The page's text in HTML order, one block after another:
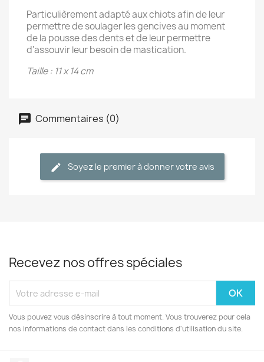
Particulièrement adapté aux chiots afin de leur
permettre de soulager les gencives au moment
de la pousse des dents et de leur permettre
d'assouvir leur besoin de mastication.
Taille : 11 x 14 cm
Commentaires (0)
Soyez le premier à donner votre avis
Recevez nos offres spéciales
Vous pouvez vous désinscrire à tout moment. Vous trouverez pour cela
nos informations de contact dans les conditions d'utilisation du site.